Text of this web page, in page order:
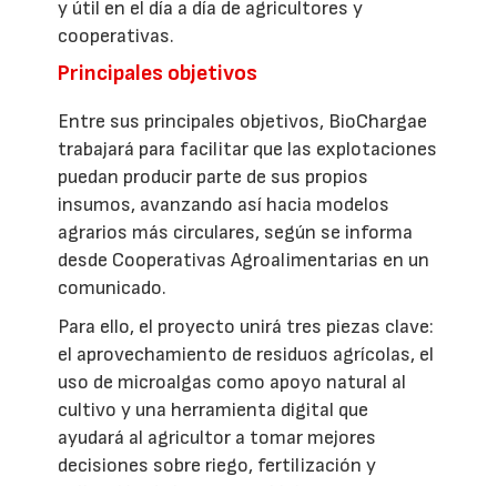
y útil en el día a día de agricultores y
cooperativas.
Principales objetivos
Entre sus principales objetivos, BioChargae
trabajará para facilitar que las explotaciones
puedan producir parte de sus propios
insumos, avanzando así hacia modelos
agrarios más circulares, según se informa
desde Cooperativas Agroalimentarias en un
comunicado.
Para ello, el proyecto unirá tres piezas clave:
el aprovechamiento de residuos agrícolas, el
uso de microalgas como apoyo natural al
cultivo y una herramienta digital que
ayudará al agricultor a tomar mejores
decisiones sobre riego, fertilización y